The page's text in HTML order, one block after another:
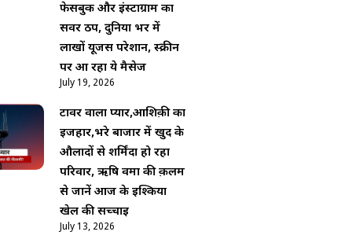
फेसबुक और इंस्टाग्राम का
सर्वर ठप, दुनिया भर में
लाखों यूजर्स परेशान, स्क्रीन
पर आ रहा ये मैसेज
July 19, 2026
टावर वाला प्यार,आशिक़ी का
इजहार,भरे बाजार में खुद के
औलादों से शर्मिंदा हो रहा
परिवार, ऋषि वर्मा की क़लम
से जानें आज के इश्किया
खेल की सच्चाई
July 13, 2026